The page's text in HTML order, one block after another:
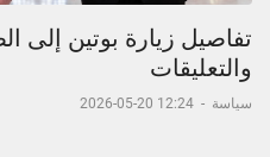
تفاصيل زيارة بوتين إلى
والتعليقات
سياسة -
12:24 20-05-2026